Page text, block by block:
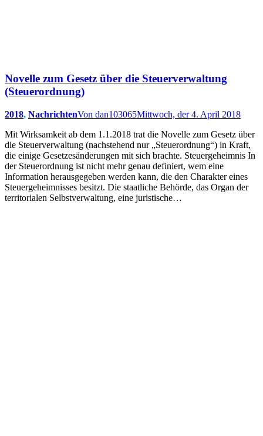
Novelle zum Gesetz über die Steuerverwaltung
(Steuerordnung)
2018, NachrichtenVon dan103065Mittwoch, der 4. April 2018
Mit Wirksamkeit ab dem 1.1.2018 trat die Novelle zum Gesetz über
die Steuerverwaltung (nachstehend nur „Steuerordnung“) in Kraft,
die einige Gesetzesänderungen mit sich brachte. Steuergeheimnis In
der Steuerordnung ist nicht mehr genau definiert, wem eine
Information herausgegeben werden kann, die den Charakter eines
Steuergeheimnisses besitzt. Die staatliche Behörde, das Organ der
territorialen Selbstverwaltung, eine juristische…